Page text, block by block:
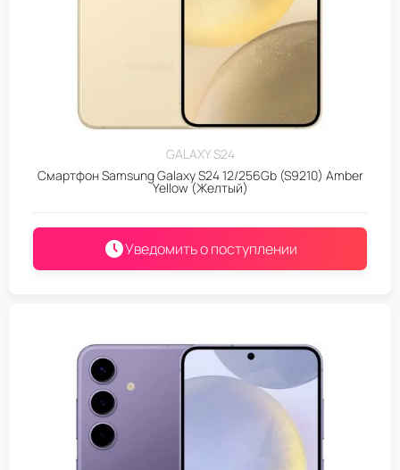
GALAXY S24
Смартфон Samsung Galaxy S24 12/256Gb (S9210) Amber
Yellow (Желтый)
Уведомить о поступлении